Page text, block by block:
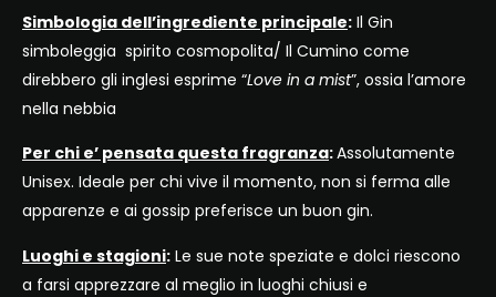
Simbologia dell’ingrediente principale: Il Gin
simboleggia spirito cosmopolita/ Il Cumino come
direbbero gli inglesi esprime “Love in a mist”, ossia l’amore
nella nebbia
Per chi e’ pensata questa fragranza:Assolutamente
Unisex. Ideale per chi vive il momento, non si ferma alle
apparenze e ai gossip preferisce un buon gin.
Luoghi e stagioni: Le sue note speziate e dolci riescono
a farsi apprezzare al meglio in luoghi chiusi e